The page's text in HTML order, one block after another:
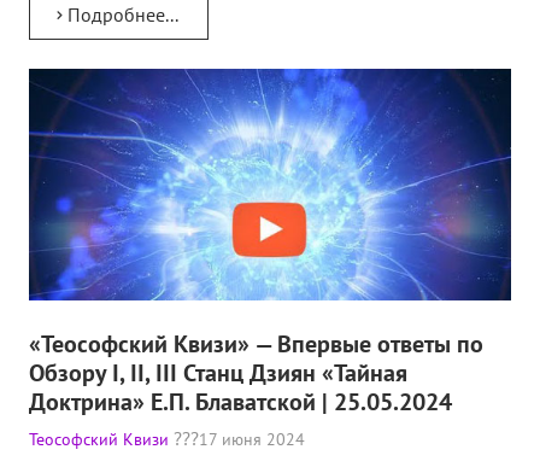
Книги
Семинары
Плейлист "Международный научно-исследовательский
Плейлист "«Тайная Доктрина» Класс онлайн изучения"
Плейлист "Выпуски рубрики «ТЕОСОФСКИЙ КВИЗИ»"
ПОДДЕРЖАТЬ ФОНД
Пожертвовать денежные средства
Стать волонтером
Подробнее...
«Теософский Квизи» — Впервые ответы по
Обзору I, II, III Станц Дзиян​ «Тайная
Доктрина» Е.П. Блаватской | 25.05.2024
Теософский Квизи 17 июня 2024